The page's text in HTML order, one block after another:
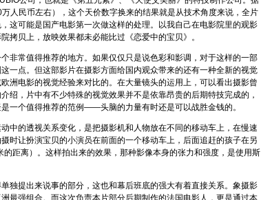
人民币左右），这个天价数字换来的结果就是从技术角度来说，全片
这可能是国产电影第一次做这样的处理。以我自己在电影院里的观影
拷贝上，放映效果都未必能比过《恋爱中的宝贝》。
非常值得推荐的地方。如果仅仅只是说色彩和影调，对于这样的一部
一点。但这部影片在摄影方面给国内观众带来的还有一种全新的视觉
洲电影的视觉经验来对比的。在大量镜头的运用上，可以看出摄影曾
绍，片中有不少特殊的视觉效果并不是依靠昂贵的后期特技完成的，
一个值得推荐的范例——头脑的力量有时还是可以战胜金钱的。
中的透视关系变化，是把摄影机和人物放在不同的移动车上，在慢速
时让扮演宝贝的小演员在前面的一个移动车上，后面追赶的孩子在另
距离）。这样拍出来的效果，那种影像本身的张力和强度，是使用斯
独提出来说事的部分，这也和幕后班底的强大有着直接关系。象摄影
最强组合。而这次负责本片部分后期制作的法国电影人，更是通过本